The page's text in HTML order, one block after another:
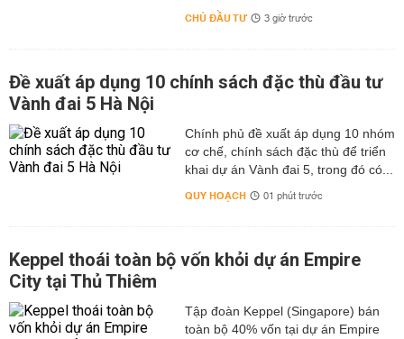
CHỦ ĐẦU TƯ 3 giờ trước
Đề xuất áp dụng 10 chính sách đặc thù đầu tư
Vành đai 5 Hà Nội
Chính phủ đề xuất áp dụng 10 nhóm
cơ chế, chính sách đặc thù để triển
khai dự án Vành đai 5, trong đó có...
QUY HOẠCH 01 phút trước
Keppel thoái toàn bộ vốn khỏi dự án Empire
City tại Thủ Thiêm
Tập đoàn Keppel (Singapore) bán
toàn bộ 40% vốn tại dự án Empire